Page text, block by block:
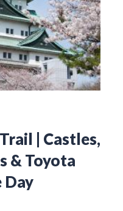
| Castles,
& Toyota
Day